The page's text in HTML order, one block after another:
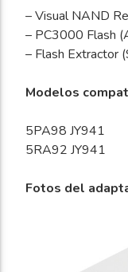
– Visual NAND
– PC3000 Flash
– Flash Extractor
Modelos
5PA98 JY941
5RA92 JY941
Fotos del